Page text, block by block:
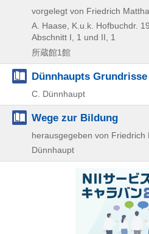
vorgelegt von Friedrich
A. Haase, K.u.k. Hofbuchdr.
Abschnitt I, 1 und II, 1
所蔵館1館
Dünnhaupts Grundrisse
C. Dünnhaupt
Wege zur Bildung
herausgegeben von Friedrich
Dünnhaupt